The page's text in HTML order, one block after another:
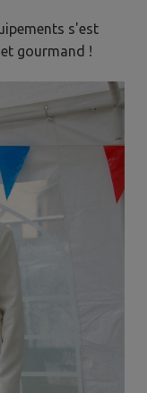
s'est
gourmand !